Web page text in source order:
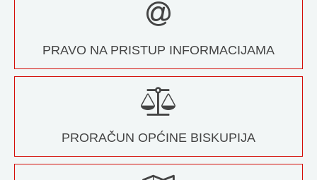
PRAVO NA PRISTUP INFORMACIJAMA
PRORAČUN OPĆINE BISKUPIJA